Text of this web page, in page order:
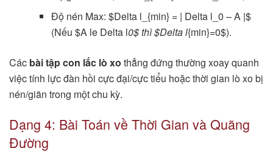
Độ nén Max: $Delta l_{min} = | Delta l_0 – A |$
(Nếu $A le Delta l0$ thì $Delta l{min}=0$).
Các bài tập con lắc lò xo thẳng đứng thường xoay quanh
việc tính lực đàn hồi cực đại/cực tiểu hoặc thời gian lò xo bị
nén/giãn trong một chu kỳ.
Dạng 4: Bài Toán về Thời Gian và Quãng
Đường